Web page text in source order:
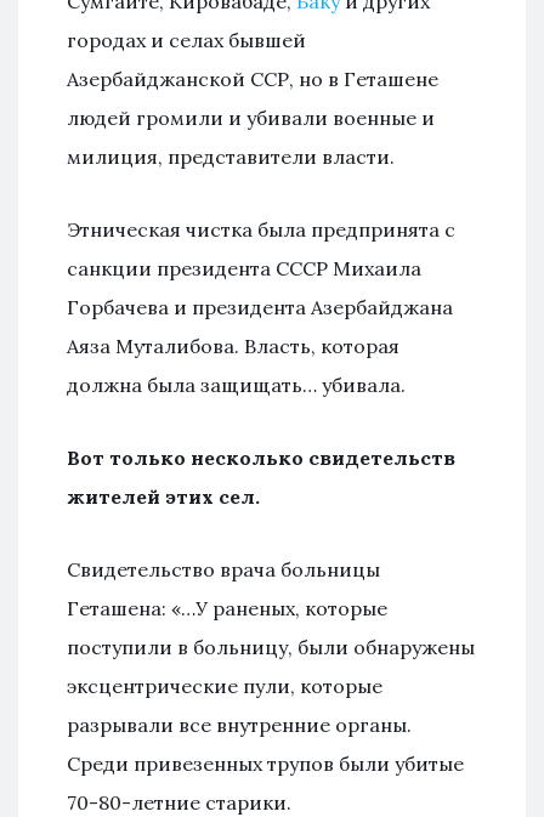
городах и селах бывшей
Азербайджанской ССР, но в Геташене
людей громили и убивали военные и
милиция, представители власти.
Этническая чистка была предпринята с
санкции президента СССР Михаила
Горбачева и президента Азербайджана
Аяза Муталибова. Власть, которая
должна была защищать… убивала.
Вот только несколько свидетельств
жителей этих сел.
Свидетельство врача больницы
Геташена: «…У раненых, которые
поступили в больницу, были обнаружены
эксцентрические пули, которые
разрывали все внутренние органы.
Среди привезенных трупов были убитые
70-80-летние старики.